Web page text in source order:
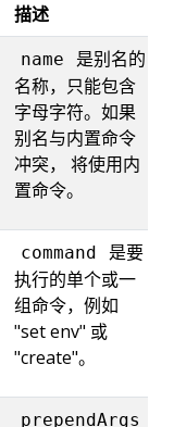
描述
name
是别名的
名称，只能包含
字母字符。如果
别名与内置命令
冲突， 将使用内
置命令。
command
是要
执行的单个或一
组命令，例如
"set env" 或
"create"。
prependArgs